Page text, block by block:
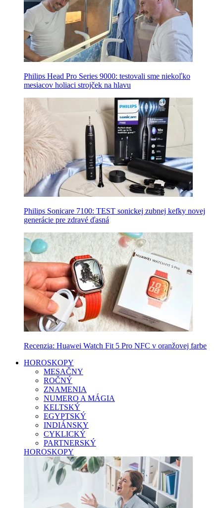
Philips Head Pro Series 9000: testovali sme niekoľko
mesiacov holiaci strojček na hlavu
Philips Sonicare 7100: TEST sonickej zubnej kefky novej
generácie pre zdravé ďasná
Recenzia: Huawei Watch Fit 5 Pro NFC v oranžovej farbe
HOROSKOPY
MESAČNY
ROČNÝ
ZNAMENIA
NUMERO A MÁGIA
KELTSKÝ
EGYPTSKÝ
INDIÁNSKY
CYKLICKÝ
PARTNERSKÝ
HOROSKOPY